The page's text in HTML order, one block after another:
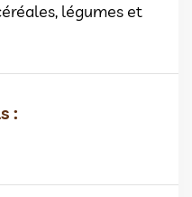
légumes et
: